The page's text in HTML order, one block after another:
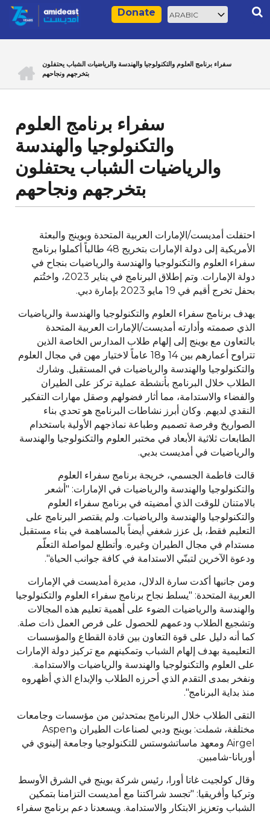
Skip
Donate
Select
your
Breadcrumb
ACCUEILسفراء برنامج العلوم والتكنولوجيا والهندسة والرياضيات الشباب يحتفلون
بتخرجهم ونجاحهم
سفراء برنامج العلوم
والتكنولوجيا والهندسة
والرياضيات الشباب يحتفلون
بتخرجهم ونجاحهم
احتفلت أمديست/الإمارات العربية المتحدة وبوينج والبعثة
الأمريكية إلى دولة الإمارات بتخريج 48 طالباً أكملوا برنامج
سفراء العلوم والتكنولوجيا والهندسة والرياضيات بنجاح في
دولة الإمارات. وتم إطلاق البرنامج في يناير 2023، واختُتم
بحفل تخرج أقيم في 19 مايو 2023 بإمارة دبي.
يهدف برنامج سفراء العلوم والتكنولوجيا والهندسة والرياضيات
الذي صممته وأدارته أمديست/الإمارات العربية المتحدة
بالتعاون مع بوينج إلى إلهام طلاب المدارس الخاصة الذين
تتراوح أعمارهم بين 14 و18 عاماً لاختيار مهن في مجال العلوم
والتكنولوجيا والهندسة والرياضيات في المستقبل. وشارك
الطلاب خلال البرنامج بأنشطة عملية تركز على الطيران
والفضاء والاستدامة، مما أثار فضولهم وصقل مهارات التفكير
النقدي لديهم. وكان أبرز نشاطات البرنامج هو تحدي بناء
الصواريخ وفرصة تصميم وطباعة نماذجهم الأولية باستخدام
الطابعات ثلاثية الأبعاد في مختبر العلوم والتكنولوجيا والهندسة
والرياضيات في أمديست بدبي.
قالت فاطمة الجسمي، خريجة برنامج سفراء العلوم
والتكنولوجيا والهندسة والرياضيات في الإمارات: "أشعر
بالامتنان للوقت الذي أمضيته في برنامج سفراء العلوم
والتكنولوجيا والهندسة والرياضيات. ولم يقتصر البرنامج على
التعليم فقط، بل عزز شغفي أيضاً بالمساهمة في بناء مستقبل
مستدام في مجال الطيران وغيره. وأتطلع لمواصلة التعلّم
ودعوة الآخرين لتبنّي الاستدامة في كافة جوانب الحياة".
ومن جانبها أكدت سارة الدلال، مديرة أمديست في الإمارات
العربية المتحدة: "يسلط نجاح برنامج سفراء العلوم والتكنولوجيا
والهندسة والرياضيات الضوء على أهمية تعليم هذه المجالات
وتشجيع الطلاب ودعمهم للحصول على فرص العمل ذات صلة.
كما أنه دليل على قوة التعاون بين قادة القطاع والمؤسسات
التعليمية بهدف إلهام الشباب وتمكينهم مع تركيز دولة الإمارات
على العلوم والتكنولوجيا والهندسة والرياضيات والاستدامة.
ونفخر بمدى التقدم الذي أحرزه الطلاب والإبداع الذي أظهروه
منذ بداية البرنامج".
التقى الطلاب خلال البرنامج بمتحدثين من مؤسسات وجامعات
مختلفة، شملت: بوينج ودبي لصناعات الطيران وAspen
Airgel ومعهد ماساتشوستس للتكنولوجيا وجامعة إلينوي في
أوربانا-شامبين.
وقال كولجيت غاتا أورا، رئيس شركة بوينج في الشرق الأوسط
وتركيا وأفريقيا: "تجسد شراكتنا مع أمديست التزامنا بتمكين
الشباب وتعزيز الابتكار والاستدامة. ويسعدنا دعم برنامج سفراء